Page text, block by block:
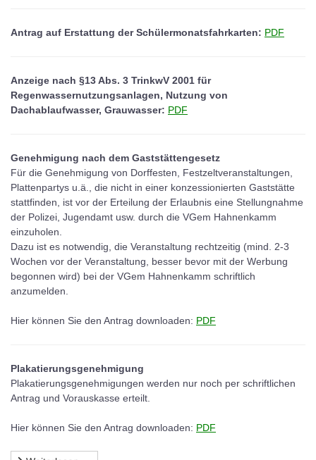
Antrag auf Erstattung der Schülermonatsfahrkarten: PDF
Anzeige nach §13 Abs. 3 TrinkwV 2001 für
Regenwassernutzungsanlagen, Nutzung von
Dachablaufwasser, Grauwasser: PDF
Genehmigung nach dem Gaststättengesetz
Für die Genehmigung von Dorffesten, Festzeltveranstaltungen,
Plattenpartys u.ä., die nicht in einer konzessionierten Gaststätte
stattfinden, ist vor der Erteilung der Erlaubnis eine Stellungnahme
der Polizei, Jugendamt usw. durch die VGem Hahnenkamm
einzuholen.
Dazu ist es notwendig, die Veranstaltung rechtzeitig (mind. 2-3
Wochen vor der Veranstaltung, besser bevor mit der Werbung
begonnen wird) bei der VGem Hahnenkamm schriftlich
anzumelden.
Hier können Sie den Antrag downloaden: PDF
Plakatierungsgenehmigung
Plakatierungsgenehmigungen werden nur noch per schriftlichen
Antrag und Vorauskasse erteilt.
Hier können Sie den Antrag downloaden: PDF